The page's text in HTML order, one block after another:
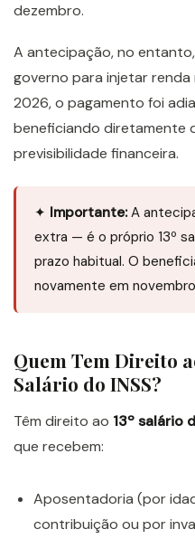
dezembro.
A antecipação, no
governo para injetar renda
2026, o pagamento foi
beneficiando diretamente
previsibilidade financeira.
✦ Importante:A
extra — é o próprio 13º
prazo habitual. O
novamente em
Quem Tem Direito
Salário do INSS?
Têm direito ao 13º salário
que recebem:
Aposentadoria (por
contribuição ou por